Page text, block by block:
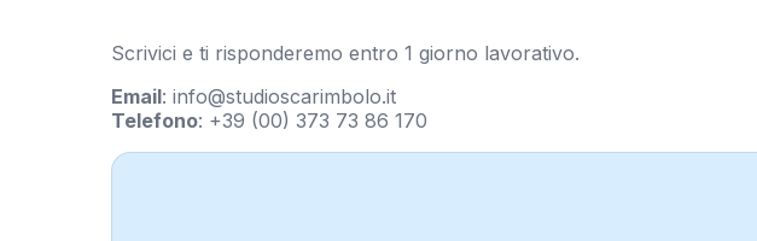
Scrivici e ti risponderemo entro 1 giorno lavorativo.
Email: info@studioscarimbolo.it
Telefono: +39 (00) 373 73 86 170